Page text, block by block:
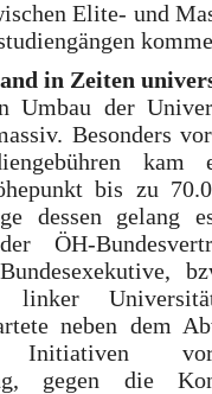
Elite- und
in Zeiten
Umbau der
Besonders
kam
bis zu
dessen gelang
ÖH-
linker
neben dem
Initiativen
gegen die